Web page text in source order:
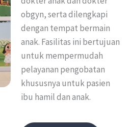
obgyn, serta dilengkapi
dengan tempat bermain
anak. Fasilitas ini bertujuan
untuk mempermudah
pelayanan pengobatan
khususnya untuk pasien
ibu hamil dan anak.